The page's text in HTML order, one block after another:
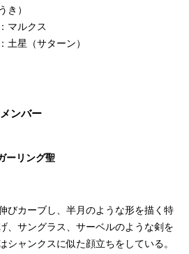
き）
マルクス
土星（サターン）
ンバー
ーリング聖
びカーブし、半月のような形を描く特
、サングラス、サーベルのような剣を
シャンクスに似た顔立ちをしている。